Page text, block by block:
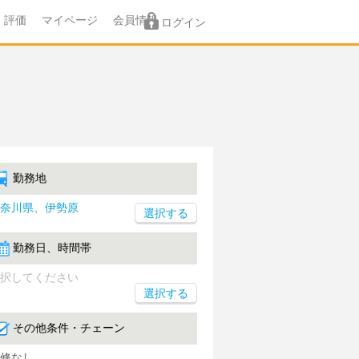
評価 マイページ 会員情報 ログイン
勤務地
川県、伊勢原
勤務日、時間帯
してください
選択する
その他条件・チェーン